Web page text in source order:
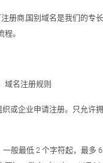
册商,国别域名是我们的专
。
域名注册规则
或企业申请注册。只允许
一般最低 2 个字符起，最多